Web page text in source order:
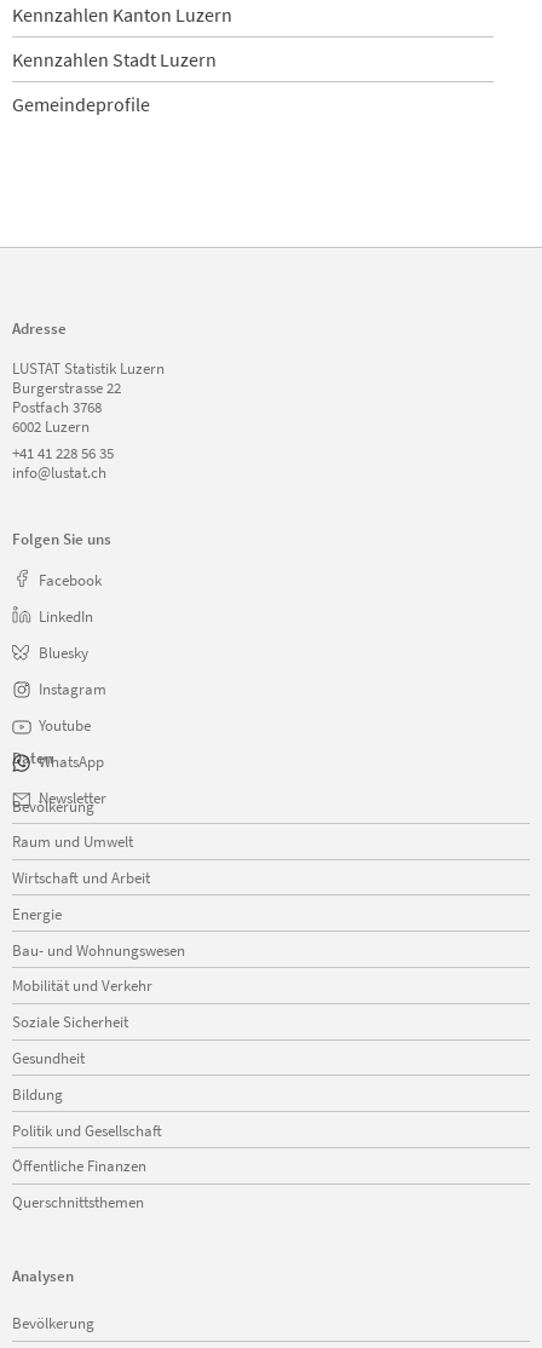
Kennzahlen Kanton Luzern
Kennzahlen Stadt Luzern
Gemeindeprofile
Adresse
LUSTAT Statistik Luzern
Burgerstrasse 22
Postfach 3768
6002 Luzern
+41 41 228 56 35
info@lustat.ch
Folgen Sie uns
Facebook
LinkedIn
Bluesky
Instagram
Youtube
WhatsApp
Newsletter
Daten
Navigation
überspringen
Bevölkerung
Raum und Umwelt
Wirtschaft und Arbeit
Energie
Bau- und Wohnungswesen
Mobilität und Verkehr
Soziale Sicherheit
Gesundheit
Bildung
Politik und Gesellschaft
Öffentliche Finanzen
Querschnittsthemen
Analysen
Navigation
überspringen
Bevölkerung